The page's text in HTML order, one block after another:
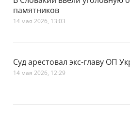
памятников
14 мая 2026, 13:03
Суд арестовал экс-главу ОП
14 мая 2026, 12:29